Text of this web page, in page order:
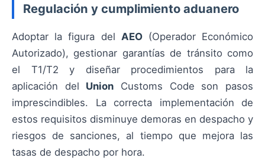
Regulación y cumplimiento aduanero
Adoptar la figura del AEO(Operador Económico
Autorizado), gestionar garantías de tránsito como
el T1/T2 y diseñar procedimientos para la
aplicación del Union Customs Code son pasos
imprescindibles. La correcta implementación de
estos requisitos disminuye demoras en despacho y
riesgos de sanciones, al tiempo que mejora las
tasas de despacho por hora.